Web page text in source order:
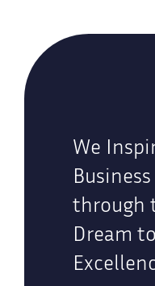
We
through
Dream